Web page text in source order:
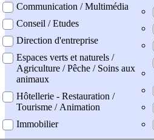
Communication / Multimédia
Conseil / Etudes
Direction d'entreprise
Espaces verts et naturels /
Agriculture / Pêche / Soins aux
animaux
Hôtellerie - Restauration /
Tourisme / Animation
Immobilier